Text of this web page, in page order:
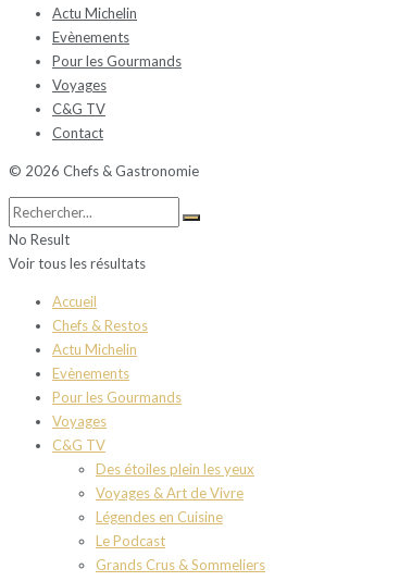
Actu Michelin
Evènements
Pour les Gourmands
Voyages
C&G TV
Contact
© 2026 Chefs & Gastronomie
No Result
Voir tous les résultats
Accueil
Chefs & Restos
Actu Michelin
Evènements
Pour les Gourmands
Voyages
C&G TV
Des étoiles plein les yeux
Voyages & Art de Vivre
Légendes en Cuisine
Le Podcast
Grands Crus & Sommeliers